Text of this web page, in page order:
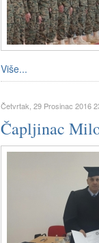
Više...
Četvrtak, 29 Prosinac 2016
Čapljinac